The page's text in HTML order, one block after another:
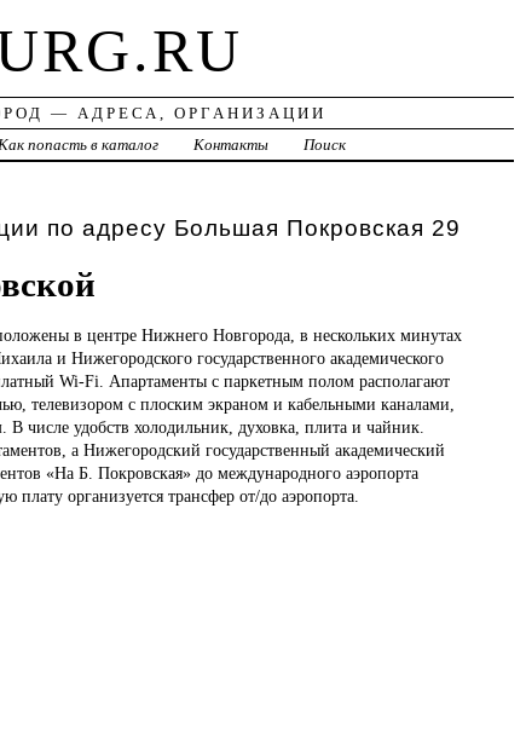
— АДРЕСА, ОРГАНИЗАЦИИ
попасть в каталог Контакты Поиск
по адресу Большая Покровская 29
в центре Нижнего Новгорода, в нескольких минутах
и Нижегородского государственного академического
Wi-Fi. Апартаменты с паркетным полом располагают
телевизором с плоским экраном и кабельными каналами,
числе удобств холодильник, духовка, плита и чайник.
а Нижегородский государственный академический
«На Б. Покровская» до международного аэропорта
организуется трансфер от/до аэропорта.